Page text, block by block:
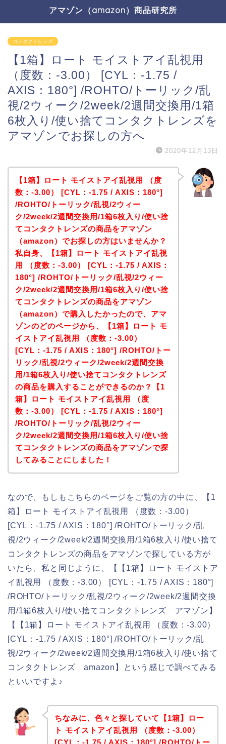
アマゾン（amazon）商品研究所
コンタクトレンズ
【1箱】ロート モイストアイ乱視用
（度数：-3.00） [CYL：-1.75 /
AXIS：180°] /ROHTO/トーリック/乱
視/2ウィーク/2week/2週間交換用/1箱
6枚入り/使い捨てコンタクトレンズを
アマゾンでお探しの方へ
2020年12月13日
【1箱】ロート モイストアイ乱視用 （度
数：-3.00） [CYL：-1.75 / AXIS：180°]
/ROHTO/トーリック/乱視/2ウィー
ク/2week/2週間交換用/1箱6枚入り/使い捨
てコンタクトレンズの商品をアマゾン
（amazon）でお探しの方はいませんか？
私自身、【1箱】ロート モイストアイ乱視
用 （度数：-3.00） [CYL：-1.75 / AXIS：
180°] /ROHTO/トーリック/乱視/2ウィー
ク/2week/2週間交換用/1箱6枚入り/使い捨
てコンタクトレンズの商品をアマゾン
（amazon）で購入したかったので、アマ
ゾンのどのページから、【1箱】ロート モ
イストアイ乱視用 （度数：-3.00）
[CYL：-1.75 / AXIS：180°] /ROHTO/トー
リック/乱視/2ウィーク/2week/2週間交換
用/1箱6枚入り/使い捨てコンタクトレンズ
の商品を購入することができるのか？【1
箱】ロート モイストアイ乱視用 （度
数：-3.00） [CYL：-1.75 / AXIS：180°]
/ROHTO/トーリック/乱視/2ウィー
ク/2week/2週間交換用/1箱6枚入り/使い捨
てコンタクトレンズの商品をアマゾンで探
してみることにしました！
なので、もしもこちらのページをご覧の方の中に、【1
箱】ロート モイストアイ乱視用 （度数：-3.00）
[CYL：-1.75 / AXIS：180°] /ROHTO/トーリック/乱
視/2ウィーク/2week/2週間交換用/1箱6枚入り/使い捨て
コンタクトレンズの商品をアマゾンで探している方が
いたら、私と同じように、【【1箱】ロート モイストア
イ乱視用 （度数：-3.00） [CYL：-1.75 / AXIS：180°]
/ROHTO/トーリック/乱視/2ウィーク/2week/2週間交換
用/1箱6枚入り/使い捨てコンタクトレンズ アマゾン】
【【1箱】ロート モイストアイ乱視用 （度数：-3.00）
[CYL：-1.75 / AXIS：180°] /ROHTO/トーリック/乱
視/2ウィーク/2week/2週間交換用/1箱6枚入り/使い捨て
コンタクトレンズ amazon】という感じで調べてみる
といいですよ♪
ちなみに、色々と探していて【1箱】ロー
ト モイストアイ乱視用 （度数：-3.00）